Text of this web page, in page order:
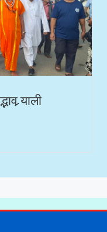
र्‍याली